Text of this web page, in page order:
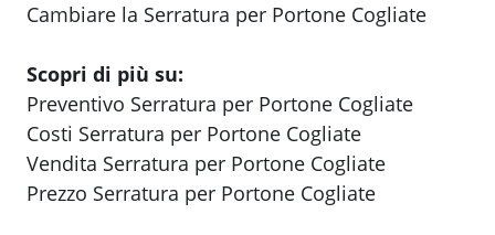
Cambiare la Serratura per Portone Cogliate
Scopri di più su:
Preventivo Serratura per Portone Cogliate
Costi Serratura per Portone Cogliate
Vendita Serratura per Portone Cogliate
Prezzo Serratura per Portone Cogliate